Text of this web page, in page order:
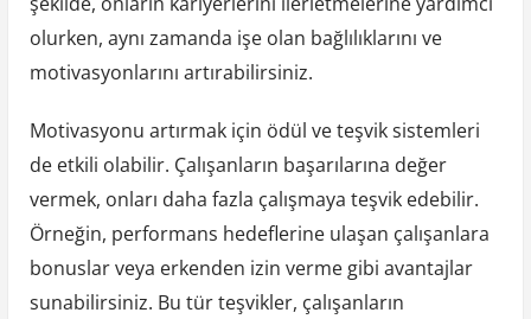
olurken, aynı zamanda işe olan bağlılıklarını ve
motivasyonlarını artırabilirsiniz.
Motivasyonu artırmak için ödül ve teşvik sistemleri
de etkili olabilir. Çalışanların başarılarına değer
vermek, onları daha fazla çalışmaya teşvik edebilir.
Örneğin, performans hedeflerine ulaşan çalışanlara
bonuslar veya erkenden izin verme gibi avantajlar
sunabilirsiniz. Bu tür teşvikler, çalışanların